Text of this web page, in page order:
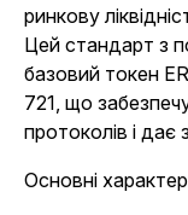
ринкову
Цей стандарт з
базовий токен
721, що
протоколів і дає
Основні